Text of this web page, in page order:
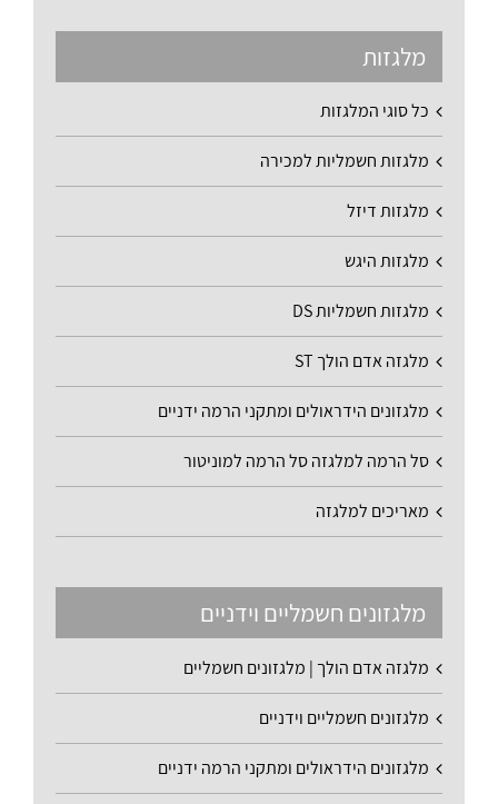
מלגזות
כל סוגי המלגזות
מלגזות חשמליות למכירה
מלגזות דיזל
מלגזות היגש
מלגזות חשמליות DS
מלגזה אדם הולך ST
מלגזונים הידראולים ומתקני הרמה ידניים
סל הרמה למלגזה סל הרמה למוניטור
מאריכים למלגזה
מלגזונים חשמליים וידניים
מלגזה אדם הולך | מלגזונים חשמליים
מלגזונים חשמליים וידניים
מלגזונים הידראולים ומתקני הרמה ידניים